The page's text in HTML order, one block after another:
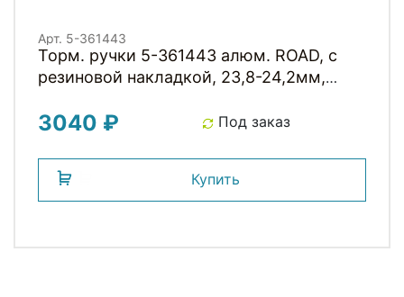
Арт. 5-361443
Торм. ручки 5-361443 алюм. ROAD, с
резиновой накладкой, 23,8-24,2мм,
3040 ₽ Под заказ
Купить